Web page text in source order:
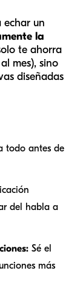
echar un
la
te ahorra
mes), sino
diseñadas
todo antes de
del habla a
Sé el
más